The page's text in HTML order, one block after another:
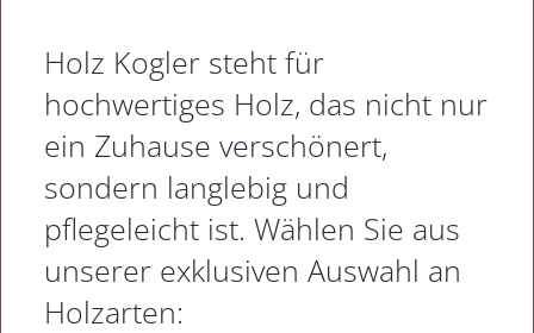
Holz Kogler steht für
hochwertiges Holz, das nicht nur
ein Zuhause verschönert,
sondern langlebig und
pflegeleicht ist. Wählen Sie aus
unserer exklusiven Auswahl an
Holzarten: